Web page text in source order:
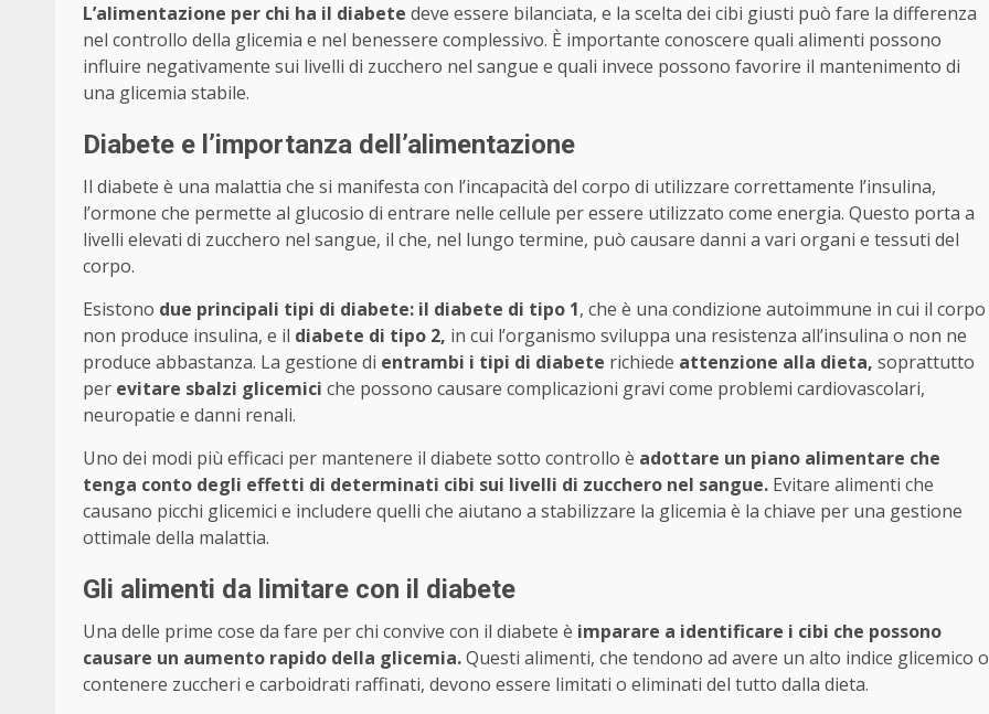
L’alimentazione per chi ha il diabete deve essere bilanciata, e la scelta dei cibi giusti può fare la differenza
nel controllo della glicemia e nel benessere complessivo. È importante conoscere quali alimenti possono
influire negativamente sui livelli di zucchero nel sangue e quali invece possono favorire il mantenimento di
una glicemia stabile.
Diabete e l’importanza dell’alimentazione
Il diabete è una malattia che si manifesta con l’incapacità del corpo di utilizzare correttamente l’insulina,
l’ormone che permette al glucosio di entrare nelle cellule per essere utilizzato come energia. Questo porta a
livelli elevati di zucchero nel sangue, il che, nel lungo termine, può causare danni a vari organi e tessuti del
corpo.
Esistono due principali tipi di diabete: il diabete di tipo 1, che è una condizione autoimmune in cui il corpo
non produce insulina, e il diabete di tipo 2, in cui l’organismo sviluppa una resistenza all’insulina o non ne
produce abbastanza. La gestione di entrambi i tipi di diabete richiede attenzione alla dieta, soprattutto
per evitare sbalzi glicemici che possono causare complicazioni gravi come problemi cardiovascolari,
neuropatie e danni renali.
Uno dei modi più efficaci per mantenere il diabete sotto controllo è adottare un piano alimentare che
tenga conto degli effetti di determinati cibi sui livelli di zucchero nel sangue. Evitare alimenti che
causano picchi glicemici e includere quelli che aiutano a stabilizzare la glicemia è la chiave per una gestione
ottimale della malattia.
Gli alimenti da limitare con il diabete
Una delle prime cose da fare per chi convive con il diabete è imparare a identificare i cibi che possono
causare un aumento rapido della glicemia.Questi alimenti, che tendono ad avere un alto indice glicemico o
contenere zuccheri e carboidrati raffinati, devono essere limitati o eliminati del tutto dalla dieta.